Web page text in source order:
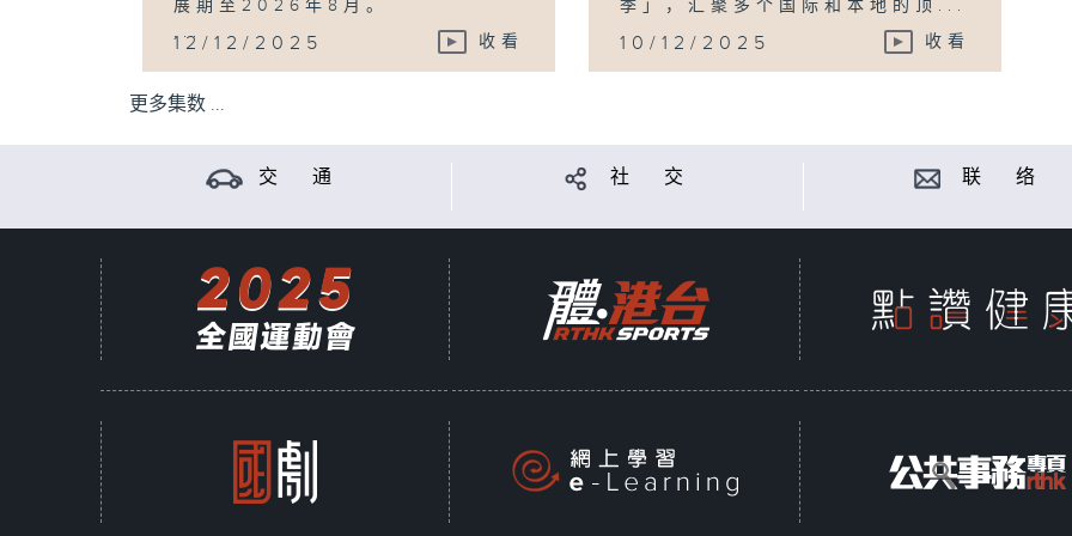
展期至2026年8月。
...
12/12/2025 收看
季」，汇聚多个国际和本地的顶...
10/12/2025 收看
更多集数 ...
交 通 社 交 联 络